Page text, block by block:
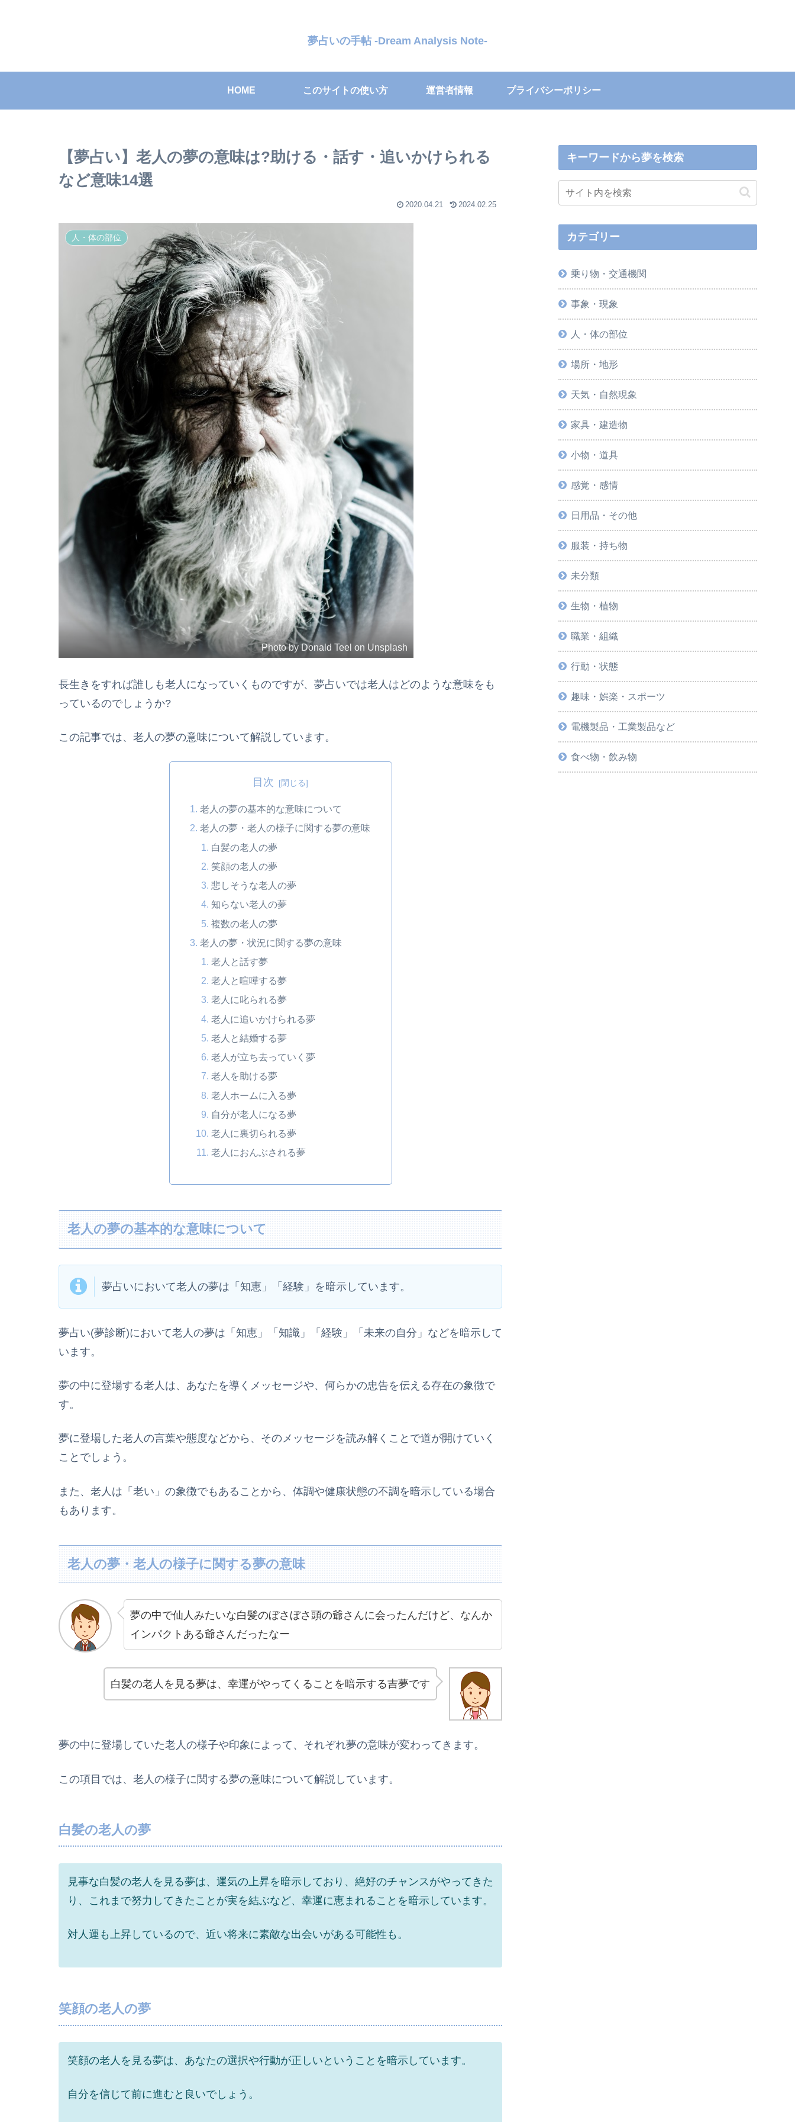
夢占いの手帖 -Dream Analysis Note-
HOME このサイトの使い方 運営者情報 プライバシーポリシー
【夢占い】老人の夢の意味は?助ける・話す・追いかけられる
など意味14選
2020.04.21 2024.02.25
人・体の部位
Photo by Donald Teel on Unsplash
長生きをすれば誰しも老人になっていくものですが、夢占いでは老人はどのような意味をも
っているのでしょうか?
この記事では、老人の夢の意味について解説しています。
目次
老人の夢の基本的な意味について
老人の夢・老人の様子に関する夢の意味
白髪の老人の夢
笑顔の老人の夢
悲しそうな老人の夢
知らない老人の夢
複数の老人の夢
老人の夢・状況に関する夢の意味
老人と話す夢
老人と喧嘩する夢
老人に叱られる夢
老人に追いかけられる夢
老人と結婚する夢
老人が立ち去っていく夢
老人を助ける夢
老人ホームに入る夢
自分が老人になる夢
老人に裏切られる夢
老人におんぶされる夢
老人の夢の基本的な意味について
夢占いにおいて老人の夢は「知恵」「経験」を暗示しています。
夢占い(夢診断)において老人の夢は「知恵」「知識」「経験」「未来の自分」などを暗示して
います。
夢の中に登場する老人は、あなたを導くメッセージや、何らかの忠告を伝える存在の象徴で
す。
夢に登場した老人の言葉や態度などから、そのメッセージを読み解くことで道が開けていく
ことでしょう。
また、老人は「老い」の象徴でもあることから、体調や健康状態の不調を暗示している場合
もあります。
老人の夢・老人の様子に関する夢の意味
夢の中で仙人みたいな白髪のぼさぼさ頭の爺さんに会ったんだけど、なんか
インパクトある爺さんだったなー
白髪の老人を見る夢は、幸運がやってくることを暗示する吉夢です
夢の中に登場していた老人の様子や印象によって、それぞれ夢の意味が変わってきます。
この項目では、老人の様子に関する夢の意味について解説しています。
白髪の老人の夢
見事な白髪の老人を見る夢は、運気の上昇を暗示しており、絶好のチャンスがやってきた
り、これまで努力してきたことが実を結ぶなど、幸運に恵まれることを暗示しています。
対人運も上昇しているので、近い将来に素敵な出会いがある可能性も。
笑顔の老人の夢
笑顔の老人を見る夢は、あなたの選択や行動が正しいということを暗示しています。
自分を信じて前に進むと良いでしょう。
キーワードから夢を検索
カテゴリー
乗り物・交通機関
事象・現象
人・体の部位
場所・地形
天気・自然現象
家具・建造物
小物・道具
感覚・感情
日用品・その他
服装・持ち物
未分類
生物・植物
職業・組織
行動・状態
趣味・娯楽・スポーツ
電機製品・工業製品など
食べ物・飲み物